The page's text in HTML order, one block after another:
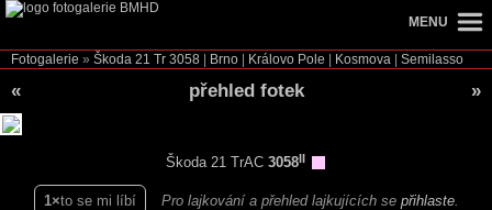
Fotogalerie » Škoda 21 Tr 3058 Brno Královo Pole Kosmova Semilasso
« přehled fotek »
Škoda 21 TrAC 3058II
1 to se mi líbí Pro lajkování a přehled lajkujících se přihlaste.
MENU